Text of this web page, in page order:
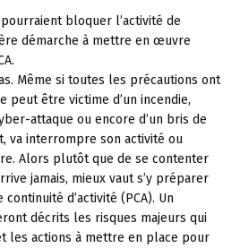
bloquer l’activité de
démarche à mettre en œuvre
Même si toutes les précautions ont
peut être victime d’un incendie,
attaque ou encore d’un bris de
va interrompre son activité ou
Alors plutôt que de se contenter
jamais, mieux vaut s’y préparer
d’activité (PCA). Un
décrits les risques majeurs qui
les actions à mettre en place pour